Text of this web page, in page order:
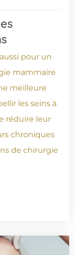
pour un
mammaire
meilleure
les seins à
réduire leur
chroniques
de chirurgie